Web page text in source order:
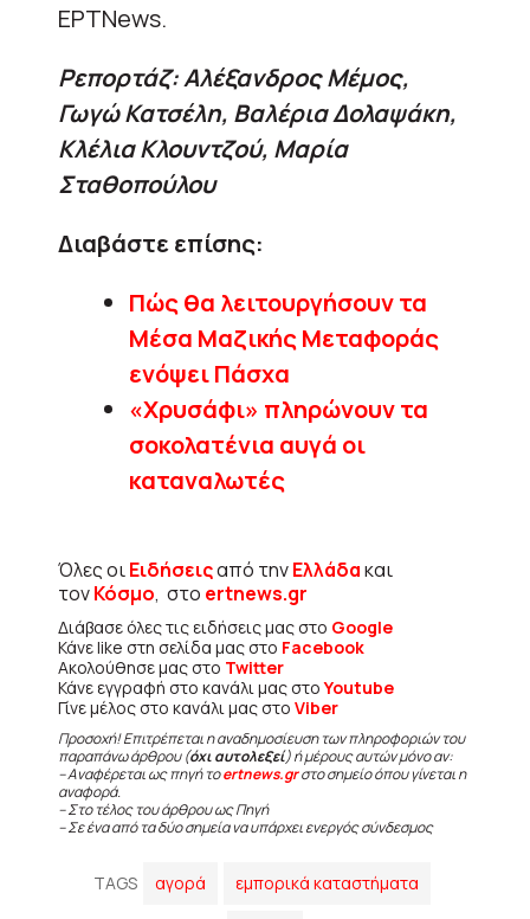
ΕΡΤΝews.
Ρεπορτάζ: Αλέξανδρος Μέμος,
Γωγώ Κατσέλη, Βαλέρια Δολαψάκη,
Κλέλια Κλουντζού, Μαρία
Σταθοπούλου
Διαβάστε επίσης:
Πώς θα λειτουργήσουν τα
Μέσα Μαζικής Μεταφοράς
ενόψει Πάσχα
«Χρυσάφι» πληρώνουν τα
σοκολατένια αυγά οι
καταναλωτές
Όλες οιΕιδήσειςαπό τηνΕλλάδακαι
τονΚόσμο, στο ertnews.gr
Διάβασε όλες τις ειδήσεις μας στο Google
Κάνε like στη σελίδα μας στο Facebook
Ακολούθησε μας στο Twitter
Κάνε εγγραφή στο κανάλι μας στοYoutube
Γίνε μέλος στο κανάλι μας στο Viber
Προσοχή! Επιτρέπεται η αναδημοσίευση των πληροφοριών του
παραπάνω άρθρου (όχι αυτολεξεί) ή μέρους αυτών μόνο αν:
– Αναφέρεται ως πηγή τοertnews.grστο σημείο όπου γίνεται η
αναφορά.
– Στο τέλος του άρθρου ως Πηγή
– Σε ένα από τα δύο σημεία να υπάρχει ενεργός σύνδεσμος
TAGS αγορά εμπορικά καταστήματα